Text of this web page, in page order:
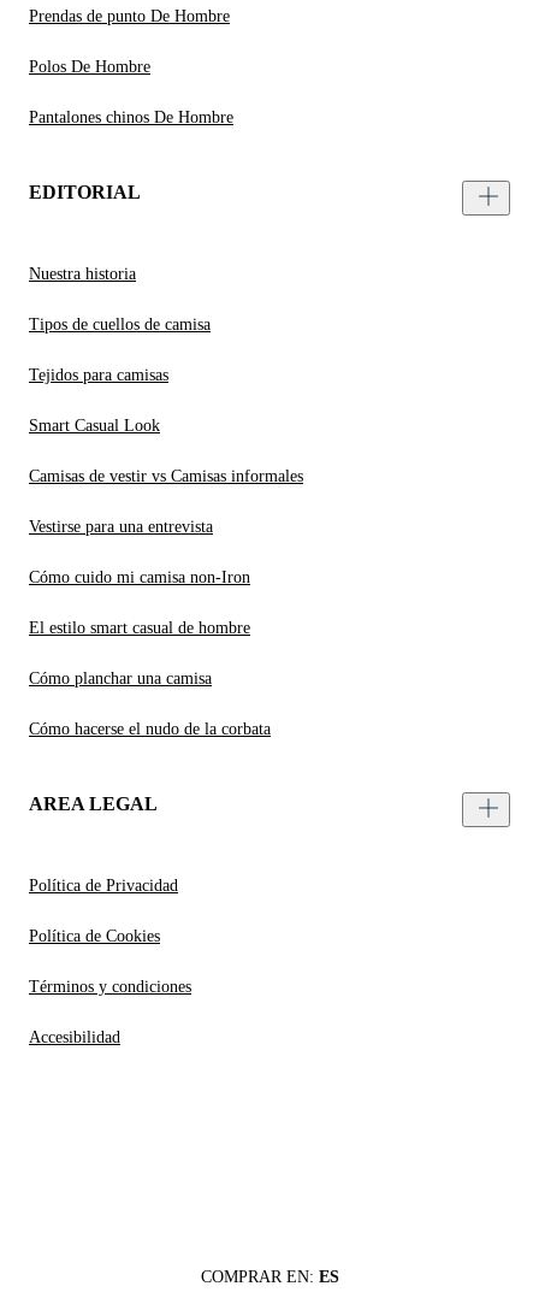
Prendas de punto De Hombre
Polos De Hombre
Pantalones chinos De Hombre
EDITORIAL
Nuestra historia
Tipos de cuellos de camisa
Tejidos para camisas
Smart Casual Look
Camisas de vestir vs Camisas informales
Vestirse para una entrevista
Cómo cuido mi camisa non-Iron
El estilo smart casual de hombre
Cómo planchar una camisa
Cómo hacerse el nudo de la corbata
AREA LEGAL
Política de Privacidad
Política de Cookies
Términos y condiciones
Accesibilidad
COMPRAR EN: ES